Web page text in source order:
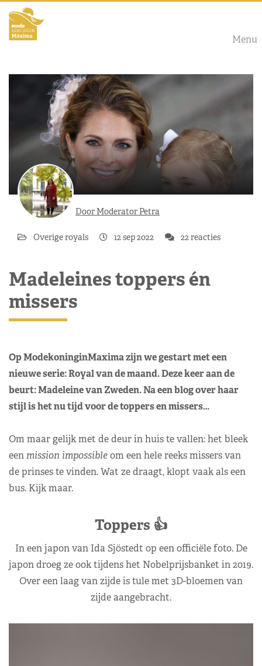
Menu
Door Moderator Petra
Overige royals 12 sep 2022 22 reacties
Madeleines toppers én
missers
Op ModekoninginMaxima zijn we gestart met een
nieuwe serie: Royal van de maand. Deze keer aan de
beurt: Madeleine van Zweden. Na een blog over haar
stijl is het nu tijd voor de toppers en missers…
Om maar gelijk met de deur in huis te vallen: het bleek
eenmission impossibleom een hele reeks missers van
de prinses te vinden. Wat ze draagt, klopt vaak als een
bus. Kijk maar.
Toppers 👍
In een japon van Ida Sjöstedt op een officiële foto. De
japon droeg ze ook tijdens het Nobelprijsbanket in 2019.
Over een laag van zijde is tule met 3D-bloemen van
zijde aangebracht.